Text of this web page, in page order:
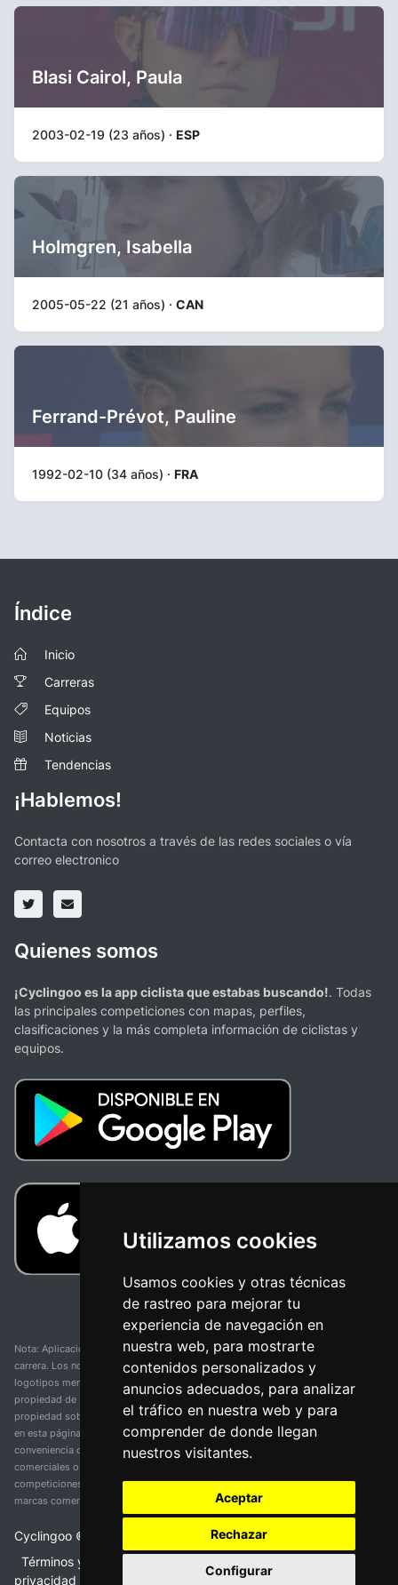
Utilizamos cookies
Usamos cookies y otras técnicas
de rastreo para mejorar tu
experiencia de navegación en
nuestra web, para mostrarte
contenidos personalizados y
anuncios adecuados, para analizar
el tráfico en nuestra web y para
comprender de donde llegan
nuestros visitantes.
Aceptar
Rechazar
Configurar
Blasi Cairol, Paula
2003-02-19 (23 años) · ESP
Holmgren, Isabella
2005-05-22 (21 años) · CAN
Ferrand-Prévot, Pauline
1992-02-10 (34 años) · FRA
Índice
Inicio
Carreras
Equipos
Noticias
Tendencias
¡Hablemos!
Contacta con nosotros a través de las redes sociales o vía
correo electronico
Quienes somos
¡Cyclingoo es la app ciclista que estabas buscando!. Todas
las principales competiciones con mapas, perfiles,
clasificaciones y la más completa información de ciclistas y
equipos.
Nota: Aplicación y web no oficial y no relacionada con ninguna organización o
carrera. Los nombres de equipos, competiciones, marcas comerciales y
logotipos mencionados en esta página de resultados de ciclismo son
propiedad de sus respectivos dueños. No tenemos afiliación, patrocinio ni
propiedad sobre estas marcas comerciales. Toda la información proporcionada
en esta página se presenta únicamente con fines informativos y para la
conveniencia de nuestros usuarios. Cualquier uso de nombres, marcas
comerciales o logotipos tiene el único propósito de identificar equipos y
competiciones y no implica asociación o respaldo. Todos los derechos de las
marcas comerciales mencionadas aquí pertenecen a sus propietarios legítimos.
Cyclingoo ©
Términos y condiciones del servicio
privacidad
Política de cookies • Cambiar opciones de